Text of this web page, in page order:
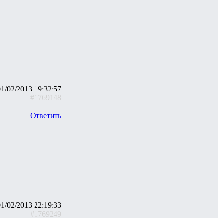
02/2013 19:32:57
#1769148
Ответить
02/2013 22:19:33
#1769249